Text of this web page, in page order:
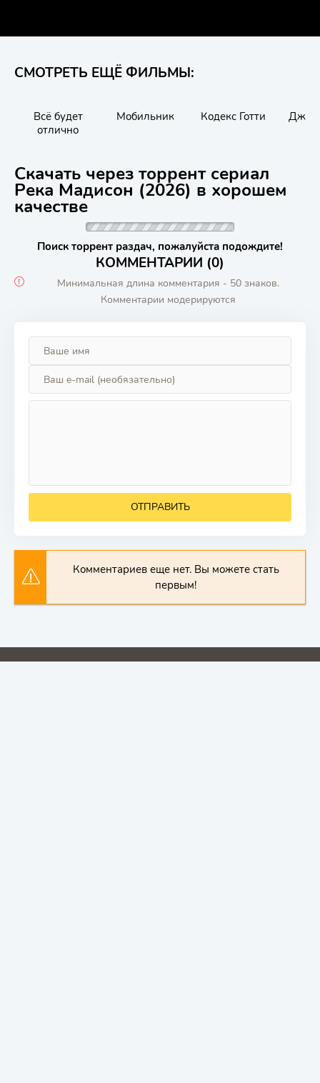
СМОТРЕТЬ ЕЩЁ ФИЛЬМЫ:
Всё будет
отлично
Мобильник Кодекс Готти Джей
Скачать через торрент сериал
Река Мадисон (2026) в хорошем
качестве
Поиск торрент раздач, пожалуйста подождите!
КОММЕНТАРИИ (0)
Минимальная длина комментария - 50 знаков.
Комментарии модерируются
ОТПРАВИТЬ
Комментариев еще нет. Вы можете стать
первым!